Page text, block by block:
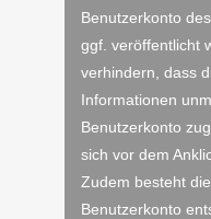
Benutzerkonto
ggf. veröffentlicht
verhindern, dass
Informationen
Benutzerkonto
sich vor dem
Zudem besteht
Benutzerkonto